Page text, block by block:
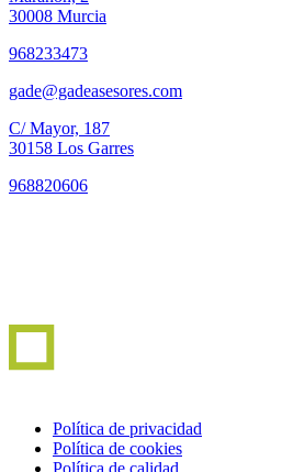
30008 Murcia
968233473
gade@gadeasesores.com
C/ Mayor, 187
30158 Los Garres
968820606
Política de privacidad
Política de cookies